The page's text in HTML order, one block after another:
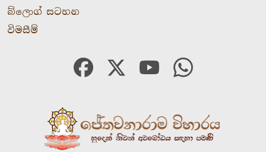
බ්ලොග් සටහන
විමසීම්